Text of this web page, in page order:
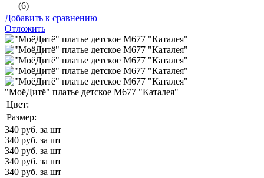
(6)
Добавить к сравнению
Отложить
"МоёДитё" платье детское М677 "Каталея"
Цвет:
Размер:
340 руб. за шт
340 руб. за шт
340 руб. за шт
340 руб. за шт
340 руб. за шт